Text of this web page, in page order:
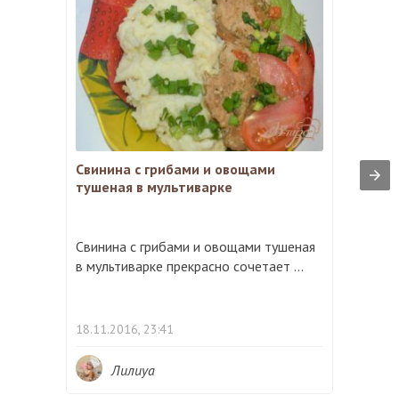
Свинина с грибами и овощами
тушеная в мультиварке
Свинина с грибами и овощами тушеная
в мультиварке прекрасно сочетает ...
18.11.2016, 23:41
Лилиya